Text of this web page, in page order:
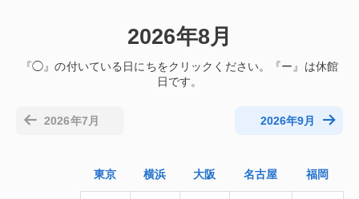
2026年8月
東京 横浜 大阪 名古屋 福岡
2026年7月 2026年9月